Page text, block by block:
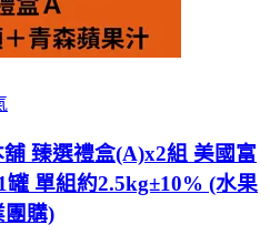
臻選禮盒(A)x2組 美國富
罐 單組約2.5kg±10% (水果
團購)